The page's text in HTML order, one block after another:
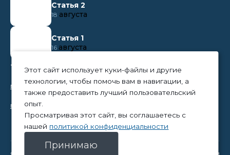
Статья 2
18 августа
Статья 1
16 августа
+7 (495) 374 50 95
nikita@tpc-everest.ru
natalia@tpc-everest.ru
© 2023 — TPC-Everest Политика конфиденциальности
Этот сайт использует куки-файлы и другие
технологии, чтобы помочь вам в навигации, а
также предоставить лучший пользовательский
опыт.
Просматривая этот сайт, вы соглашаетесь с
нашей политикой конфиденциальности
Принимаю